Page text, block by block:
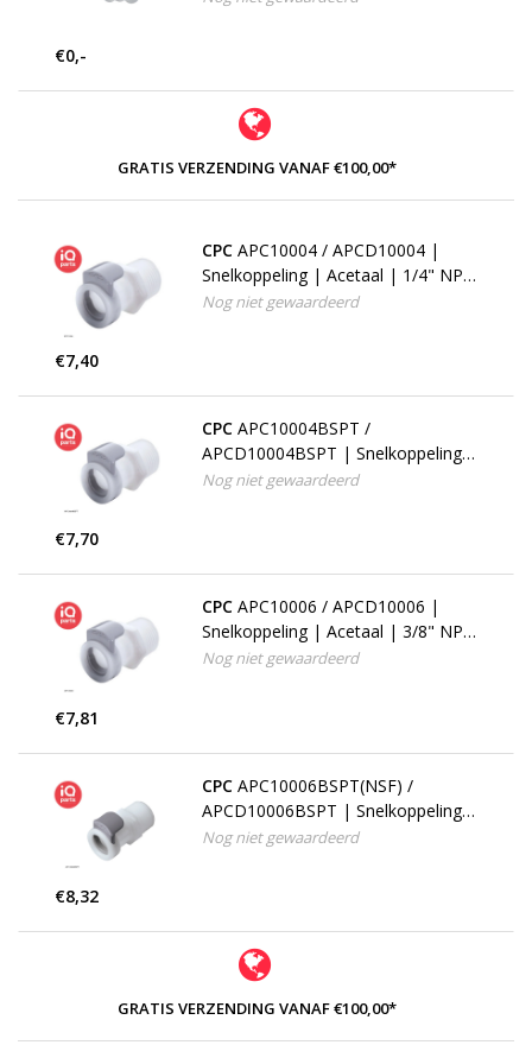
€0,-
GRATIS VERZENDING VANAF €100,00*
CPC APC10004 / APCD10004 |
Snelkoppeling | Acetaal | 1/4" NPT
buitendraad
Nog niet gewaardeerd
€7,40
CPC APC10004BSPT /
APCD10004BSPT | Snelkoppeling |
Acetaal | 1/4" BSPT buitendraad
Nog niet gewaardeerd
€7,70
CPC APC10006 / APCD10006 |
Snelkoppeling | Acetaal | 3/8" NPT
buitendraad
Nog niet gewaardeerd
€7,81
CPC APC10006BSPT(NSF) /
APCD10006BSPT | Snelkoppeling |
Acetaal | 3/8" BSPT buitendraad
Nog niet gewaardeerd
€8,32
GRATIS VERZENDING VANAF €100,00*